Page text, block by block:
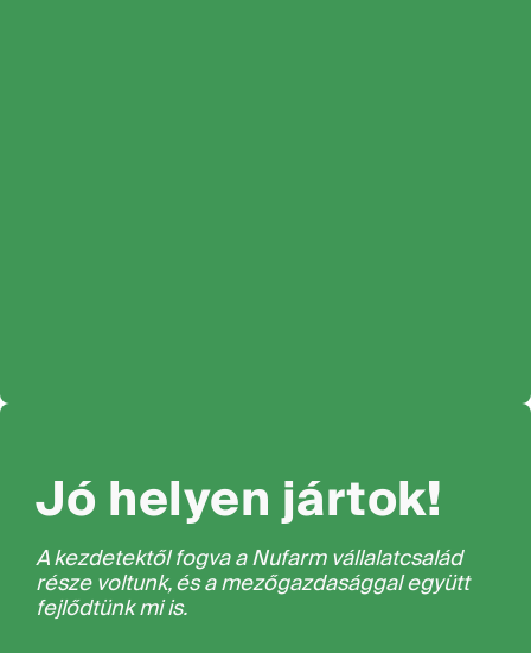
Jó helyen jártok!
A kezdetektől fogva a Nufarm vállalatcsalád
része voltunk, és a mezőgazdasággal együtt
fejlődtünk mi is.